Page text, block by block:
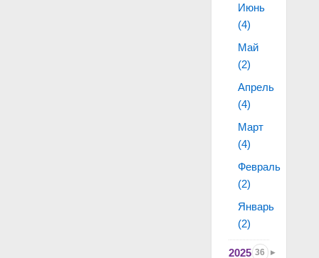
Июнь
(4)
Май
(2)
Апрель
(4)
Март
(4)
Февраль
(2)
Январь
(2)
2025 36